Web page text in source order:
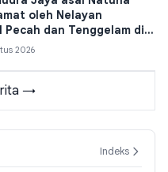
oleh Nelayan
Pecah dan Tenggelam di
2026
→
Indeks